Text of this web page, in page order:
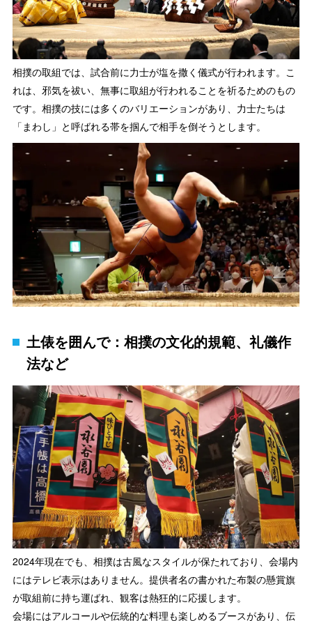
相撲の取組では、試合前に力士が塩を撒く儀式が行われます。こ
れは、邪気を祓い、無事に取組が行われることを祈るためのもの
です。相撲の技には多くのバリエーションがあり、力士たちは
「まわし」と呼ばれる帯を掴んで相手を倒そうとします。
土俵を囲んで：相撲の文化的規範、礼儀作
法など
2024年現在でも、相撲は古風なスタイルが保たれており、会場内
にはテレビ表示はありません。提供者名の書かれた布製の懸賞旗
が取組前に持ち運ばれ、観客は熱狂的に応援します。
会場にはアルコールや伝統的な料理も楽しめるブースがあり、伝